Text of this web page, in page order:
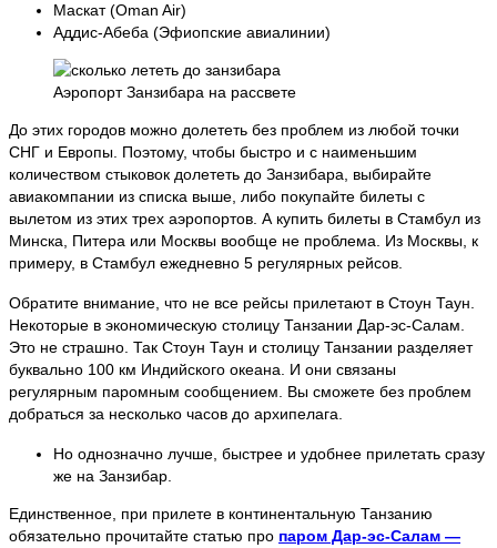
Маскат (Oman Air)
Аддис-Абеба (Эфиопские авиалинии)
Аэропорт Занзибара на рассвете
До этих городов можно долететь без проблем из любой точки
СНГ и Европы. Поэтому, чтобы быстро и с наименьшим
количеством стыковок долететь до Занзибара, выбирайте
авиакомпании из списка выше, либо покупайте билеты с
вылетом из этих трех аэропортов. А купить билеты в Стамбул из
Минска, Питера или Москвы вообще не проблема. Из Москвы, к
примеру, в Стамбул ежедневно 5 регулярных рейсов.
Обратите внимание, что не все рейсы прилетают в Стоун Таун.
Некоторые в экономическую столицу Танзании Дар-эс-Салам.
Это не страшно. Так Стоун Таун и столицу Танзании разделяет
буквально 100 км Индийского океана. И они связаны
регулярным паромным сообщением. Вы сможете без проблем
добраться за несколько часов до архипелага.
Но однозначно лучше, быстрее и удобнее прилетать сразу
же на Занзибар.
Единственное, при прилете в континентальную Танзанию
обязательно прочитайте статью про паром Дар-эс-Салам —